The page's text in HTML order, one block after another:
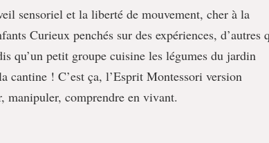
sensoriel et la liberté de mouvement, cher à la
Curieux penchés sur des expériences, d’autres
qu’un petit groupe cuisine les légumes du jardin
cantine ! C’est ça, l’Esprit Montessori version
manipuler, comprendre en vivant.